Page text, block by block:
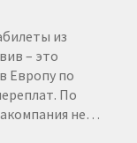
ОТ
€
15
из
– это
Европу по
По
не…